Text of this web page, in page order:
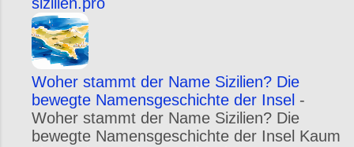
Woher stammt der Name Sizilien? Die
bewegte Namensgeschichte der Insel -
Woher stammt der Name Sizilien? Die
bewegte Namensgeschichte der Insel Kaum